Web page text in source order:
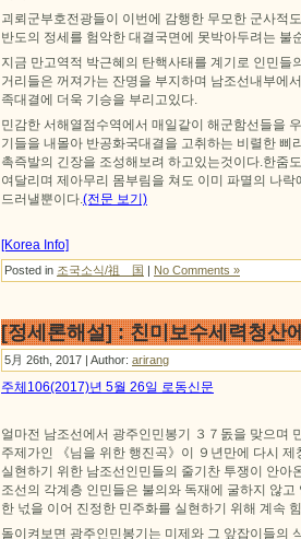
괴뢰군부호전광들이 이번에 감행한 무모한 군사적
반도의 정세를 험악한 대결국면에 못박아두려는 불
지금 만고역적 박근혜의 탄핵사태를 계기로 인민들
거리들은 꺼져가는 잔명을 부지하며 남조선내부에
족대결에 더욱 기승을 부리고있다.
민감한 서해열점수역에서 매일같이 해군함선들을
기들을 내몰아 반공화국대결을 고취하는 비렬한
촉즉발의 긴장을 조성해보려 하고있는것이다.한줌
여달리며 제아무리 몸부림을 쳐도 이미 파멸의 나
드러낼뿐이다.(전문 보기)
[Korea Info]
Posted in 조국소식/祖 国 | No Comments »
[정세론해설] : 친미보수세력청산
5月 26th, 2017 | Author: arirang
주체106(2017)년 5월 26일 로동신문
얼마전 남조선에서 광주인민봉기 ３７돐을 맞으며
주제가인 《님을 위한 행진곡》이 ９년만에 다시
실현하기 위한 남조선인민들의 줄기찬 투쟁이 안
조선의 각계층 인민들은 불의와 독재에 굴하지 않
한 넋을 이어 진정한 민주화를 실현하기 위해 계속
돌이켜보면 광주인민봉기는 미제와 그 앞잡이들의